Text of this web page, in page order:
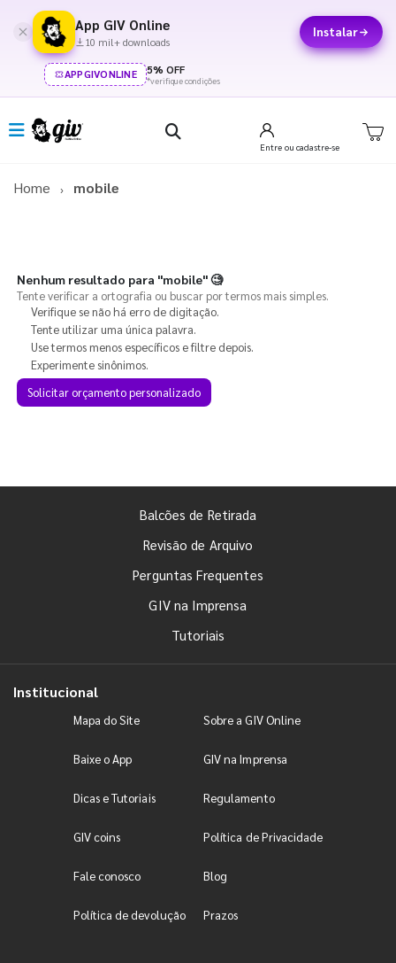
App GIV Online
10 mil+ downloads
Instalar
APPGIVONLINE 5% OFF
*verifique condições
Entre ou cadastre-se
Home mobile
Nenhum resultado para "mobile"🧐
Tente verificar a ortografia ou buscar por termos mais simples.
Verifique se não há erro de digitação.
Tente utilizar uma única palavra.
Use termos menos específicos e filtre depois.
Experimente sinônimos.
Solicitar orçamento personalizado
Balcões de Retirada
Revisão de Arquivo
Perguntas Frequentes
GIV na Imprensa
Tutoriais
Institucional
Mapa do Site Sobre a GIV Online
Baixe o App GIV na Imprensa
Dicas e Tutoriais Regulamento
GIV coins Política de Privacidade
Fale conosco Blog
Política de devolução Prazos